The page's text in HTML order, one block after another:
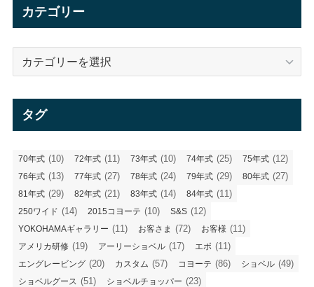
カテゴリー
タグ
70年式 (10) 72年式 (11) 73年式 (10) 74年式 (25) 75年式 (12)
76年式 (13) 77年式 (27) 78年式 (24) 79年式 (29) 80年式 (27)
81年式 (29) 82年式 (21) 83年式 (14) 84年式 (11)
250ワイド (14) 2015コヨーテ (10) S&S (12)
YOKOHAMAギャラリー (11) お客さま (72) お客様 (11)
アメリカ研修 (19) アーリーショベル (17) エボ (11)
エングレービング (20) カスタム (57) コヨーテ (86) ショベル (49)
ショベルグース (51) ショベルチョッパー (23)